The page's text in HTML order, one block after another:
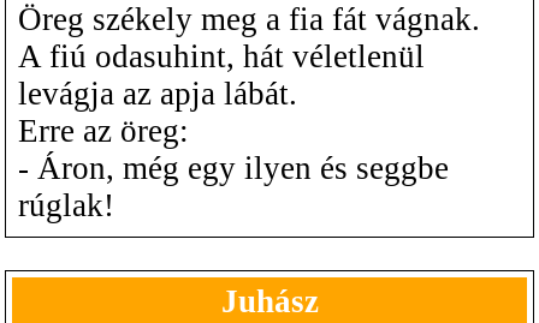
Öreg székely meg a fia fát vágnak.
A fiú odasuhint, hát véletlenül
levágja az apja lábát.
Erre az öreg:
- Áron, még egy ilyen és seggbe
rúglak!
Juhász